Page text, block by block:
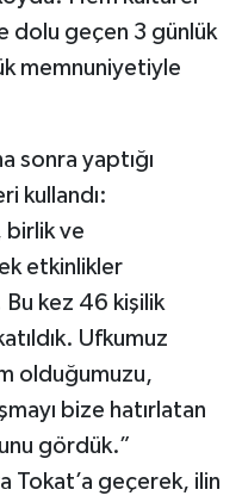
dolu geçen 3 günlük
memnuniyetiyle
sonra yaptığı
kullandı:
birlik ve
etkinlikler
kez 46 kişilik
Ufkumuz
olduğumuzu,
bize hatırlatan
gördük.”
Tokat’a geçerek, ilin